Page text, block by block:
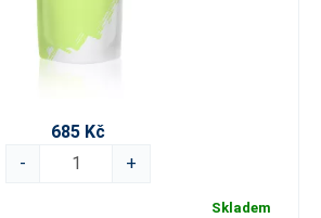
685 Kč
-
+
Skladem